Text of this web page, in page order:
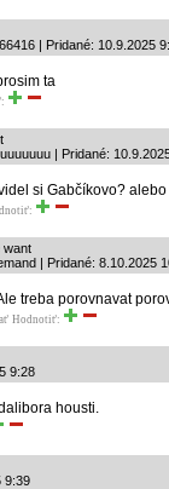
| Pridané: 10.9.2025
ta
| Pridané:
si Gabčíkovo?
want
| Pridané: 8.10.2025
treba porovnavat
Hodnotiť:
9:28
housti.
9:39